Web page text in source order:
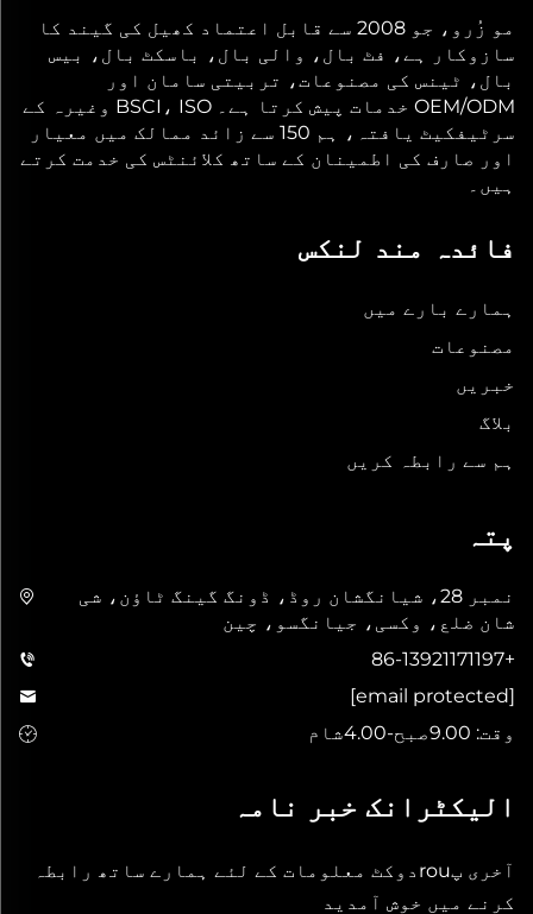
مو زُرو، جو 2008 سے قابل اعتماد کھیل کی گیند کا
سازوکار ہے، فٹ بال، والی بال، باسکٹ بال، بیس
بال، ٹینس کی مصنوعات، تربیتی سامان اور
OEM/ODM خدمات پیش کرتا ہے۔ BSCI، ISO وغیرہ کے
سرٹیفکیٹ یافتہ، ہم 150 سے زائد ممالک میں معیار
اور صارف کی اطمینان کے ساتھ کلائنٹس کی خدمت کرتے
ہیں۔
فائدہ مند لنکس
ہمارے بارے میں
مصنوعات
خبریں
بلاگ
ہم سے رابطہ کریں
پتہ
نمبر 28، شیانگشان روڈ، ڈونگ گینگ ٹاؤن، شی
شان ضلع، وکسی، جیانگسو، چین
+86-13921171197
[email protected]
وقت: 9.00صبح-4.00شام
الیکٹرانک خبر نامہ
آخری پrouدوکٹ معلومات کے لئے ہمارے ساتھ رابطہ
کرنے میں خوش آمدید